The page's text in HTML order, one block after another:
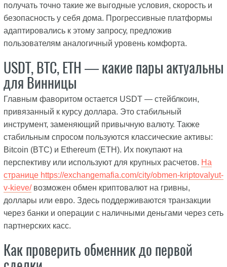
получать точно такие же выгодные условия, скорость и
безопасность у себя дома. Прогрессивные платформы
адаптировались к этому запросу, предложив
пользователям аналогичный уровень комфорта.
USDT, BTC, ETH — какие пары актуальны
для Винницы
Главным фаворитом остается USDT — стейблкоин,
привязанный к курсу доллара. Это стабильный
инструмент, заменяющий привычную валюту. Также
стабильным спросом пользуются классические активы:
Bitcoin (BTC) и Ethereum (ETH). Их покупают на
перспективу или используют для крупных расчетов. На
странице https://exchangemafia.com/city/obmen-kriptovalyut-
v-kieve/возможен обмен криптовалют на гривны,
доллары или евро. Здесь поддерживаются транзакции
через банки и операции с наличными деньгами через сеть
партнерских касс.
Как проверить обменник до первой